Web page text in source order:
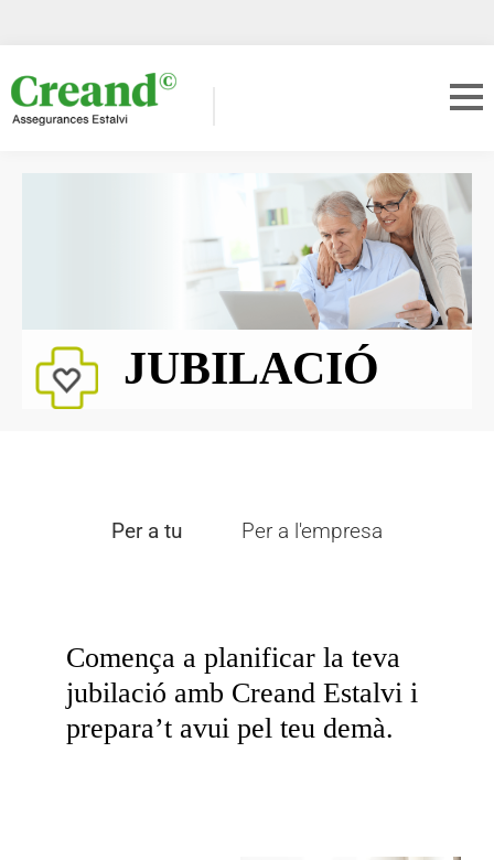
JUBILACIÓ
Per a tu Per a l'empresa
Comença a planificar la teva
jubilació amb Creand Estalvi i
prepara’t avui pel teu demà.